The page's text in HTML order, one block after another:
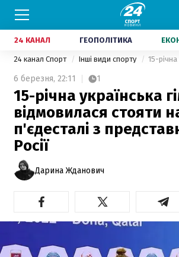
24 КАНАЛ ГЕОПОЛІТИКА
24 канал Спорт Інші види спорту
6 березня, 22:11 1
15-річна українська
відмовилася стояти
п'єдесталі з
Росії
Дарина Жданович